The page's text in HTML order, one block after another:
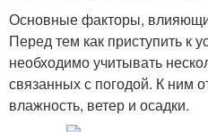
Основные факторы,
Перед тем как приступить к
необходимо учитывать
связанных с погодой. К ним
влажность, ветер и осадки.